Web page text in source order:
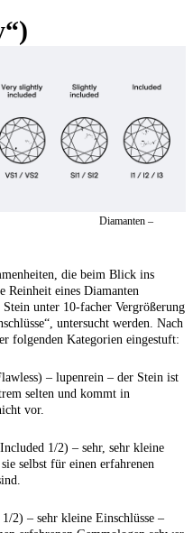
Diamanten –
die beim Blick ins
Reinheit eines Diamanten
unter 10-facher Vergrößerung
untersucht werden. Nach
folgenden Kategorien eingestuft:
– lupenrein – der Stein ist
selten und kommt in
vor.
1/2) – sehr, sehr kleine
selbst für einen erfahrenen
2) – sehr kleine Einschlüsse –